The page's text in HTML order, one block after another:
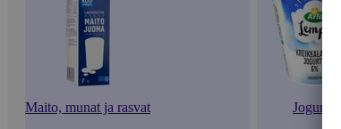
Maito, munat ja rasvat Jogurtit